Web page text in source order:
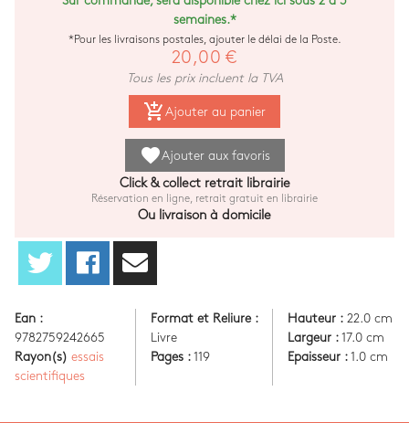
semaines.*
*Pour les livraisons postales, ajouter le délai de la Poste.
20,00 €
Tous les prix incluent la TVA
add_shopping_cart Ajouter au panier
favoriteAjouter aux favoris
Click & collect retrait librairie
Réservation en ligne, retrait gratuit en librairie
Ou livraison à domicile
Ean :
9782759242665
Rayon(s) essais
scientifiques
Format et Reliure :
Livre
Pages : 119
Hauteur :22.0 cm
Largeur :17.0 cm
Epaisseur :1.0 cm